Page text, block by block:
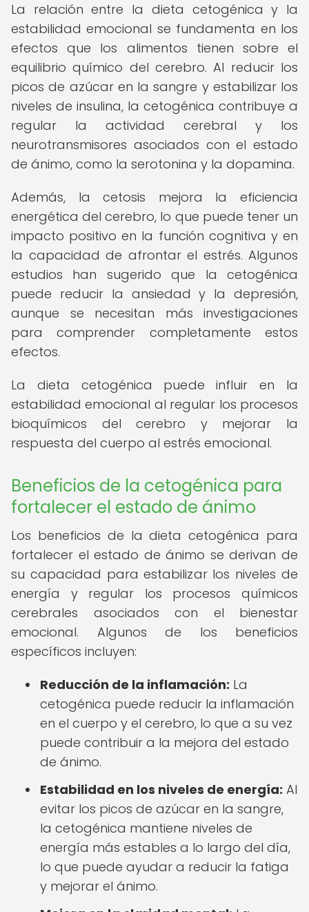
La relación entre la dieta cetogénica y la
estabilidad emocional se fundamenta en los
efectos que los alimentos tienen sobre el
equilibrio químico del cerebro. Al reducir los
picos de azúcar en la sangre y estabilizar los
niveles de insulina, la cetogénica contribuye a
regular la actividad cerebral y los
neurotransmisores asociados con el estado
de ánimo, como la serotonina y la dopamina.
Además, la cetosis mejora la eficiencia
energética del cerebro, lo que puede tener un
impacto positivo en la función cognitiva y en
la capacidad de afrontar el estrés. Algunos
estudios han sugerido que la cetogénica
puede reducir la ansiedad y la depresión,
aunque se necesitan más investigaciones
para comprender completamente estos
efectos.
La dieta cetogénica puede influir en la
estabilidad emocional al regular los procesos
bioquímicos del cerebro y mejorar la
respuesta del cuerpo al estrés emocional.
Beneficios de la cetogénica para
fortalecer el estado de ánimo
Los beneficios de la dieta cetogénica para
fortalecer el estado de ánimo se derivan de
su capacidad para estabilizar los niveles de
energía y regular los procesos químicos
cerebrales asociados con el bienestar
emocional. Algunos de los beneficios
específicos incluyen:
Reducción de la inflamación: La
cetogénica puede reducir la inflamación
en el cuerpo y el cerebro, lo que a su vez
puede contribuir a la mejora del estado
de ánimo.
Estabilidad en los niveles de energía: Al
evitar los picos de azúcar en la sangre,
la cetogénica mantiene niveles de
energía más estables a lo largo del día,
lo que puede ayudar a reducir la fatiga
y mejorar el ánimo.